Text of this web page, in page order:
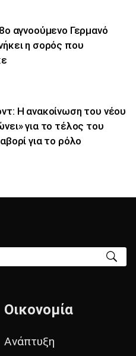
αγνοούμενο Γερμανό
η σορός που
Η ανακοίνωση του νέου
για το τέλος του
για το ρόλο
Οικονομία
Ανάπτυξη